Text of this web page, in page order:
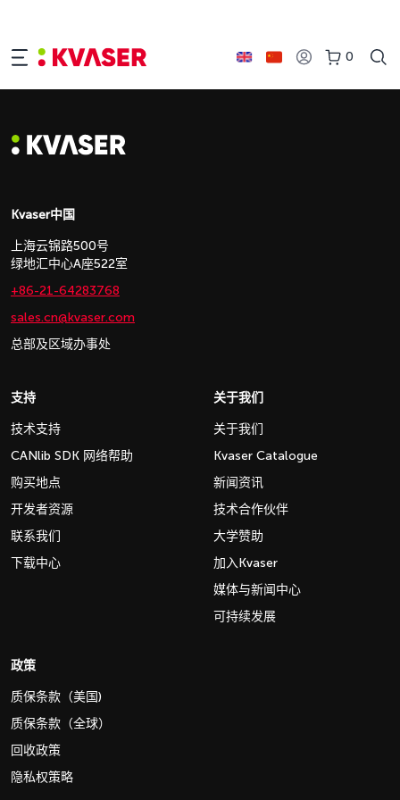
0
Kvaser中国
上海云锦路500号
绿地汇中心A座522室
+86-21-64283768
sales.cn@kvaser.com
总部及区域办事处
支持
技术支持
CANlib SDK 网络帮助
购买地点
开发者资源
联系我们
下载中心
关于我们
关于我们
Kvaser Catalogue
新闻资讯
技术合作伙伴
大学赞助
加入Kvaser
媒体与新闻中心
可持续发展
政策
质保条款（美国)
质保条款（全球）
回收政策
隐私权策略